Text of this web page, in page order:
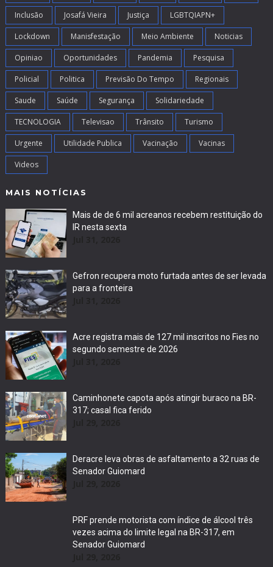
Inclusão Josafá Vieira Justiça LGBTQIAPN+
Lockdown Manisfestação Meio Ambiente Noticias
Opiniao Oportunidades Pandemia Pesquisa
Policial Politica Previsão Do Tempo Regionais
Saude Saúde Segurança Solidariedade
TECNOLOGIA Televisao Trânsito Turismo
Urgente Utilidade Publica Vacinação Vacinas
Videos
MAIS NOTÍCIAS
Mais de de 6 mil acreanos recebem restituição do
IR nesta sexta
Gefron recupera moto furtada antes de ser levada
para a fronteira
Acre registra mais de 127 mil inscritos no Fies no
segundo semestre de 2026
Caminhonete capota após atingir buraco na BR-
317; casal fica ferido
Deracre leva obras de asfaltamento a 32 ruas de
Senador Guiomard
PRF prende motorista com índice de álcool três
vezes acima do limite legal na BR-317, em
Senador Guiomard